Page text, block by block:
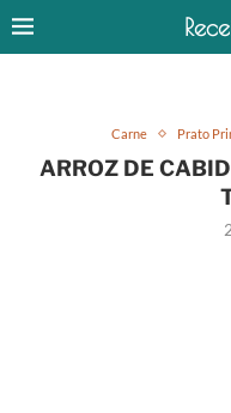
Carne Prato
ARROZ DE